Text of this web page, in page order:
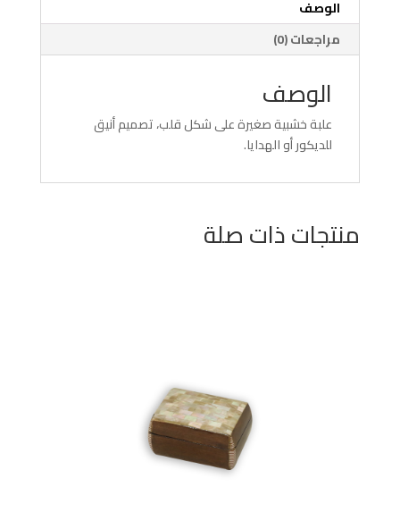
الوصف
مراجعات (0)
الوصف
علبة خشبية صغيرة على شكل قلب، تصميم أنيق
للديكور أو الهدايا.
منتجات ذات صلة